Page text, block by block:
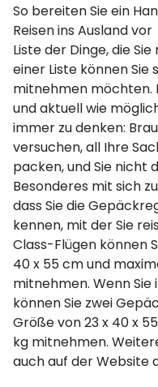
So bereiten Sie ein
Reisen ins Ausland
Liste der Dinge, die
einer Liste können Sie
mitnehmen möchten.
und aktuell wie
immer zu denken:
versuchen, all Ihre
packen, und Sie nicht
Besonderes mit sich
dass Sie die
kennen, mit der Sie
Class-Flügen können
40 x 55 cm und
mitnehmen. Wenn Sie
können Sie zwei
Größe von 23 x 40 x
kg mitnehmen.
auch auf der Website